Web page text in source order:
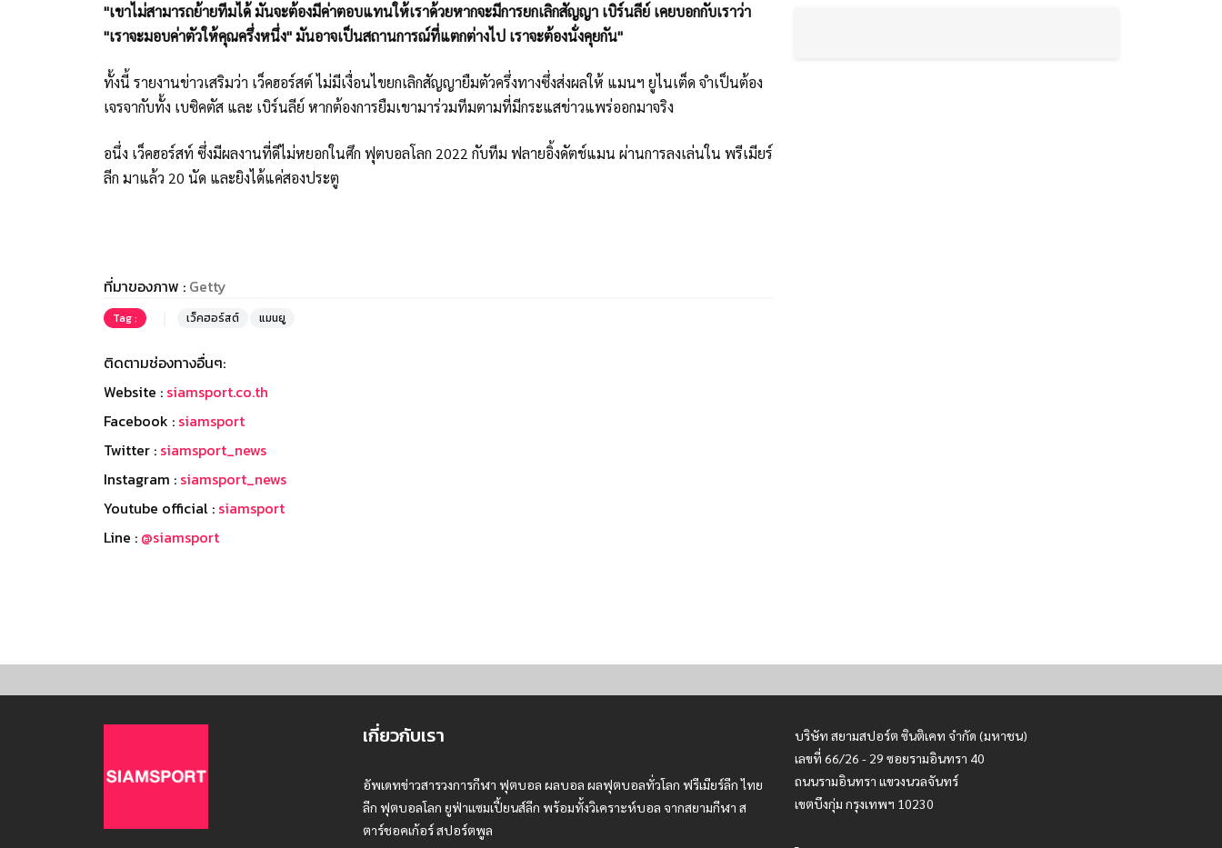
"เขาไม่สามารถย้ายทีมได้ มันจะต้องมีค่าตอบแทนให้เราด้วยหากจะมีการยกเลิกสัญญา เบิร์นลีย์ เคยบอกกับเราว่า
"เราจะมอบค่าตัวให้คุณครึ่งหนึ่ง" มันอาจเป็นสถานการณ์ที่แตกต่างไป เราจะต้องนั่งคุยกัน"
ทั้งนี้ รายงานข่าวเสริมว่า เว็คฮอร์สต์ ไม่มีเงื่อนไขยกเลิกสัญญายืมตัวครึ่งทางซึ่งส่งผลให้ แมนฯ ยูไนเต็ด จำเป็นต้อง
เจรจากับทั้ง เบซิคตัส และ เบิร์นลีย์ หากต้องการยืมเขามาร่วมทีมตามที่มีกระแสข่าวแพร่ออกมาจริง
อนึ่ง เว็คฮอร์สท์ ซึ่งมีผลงานที่ดีไม่หยอกในศึก ฟุตบอลโลก 2022 กับทีม ฟลายอิ้งดัตช์แมน ผ่านการลงเล่นใน พรีเมียร์
ลีก มาแล้ว 20 นัด และยิงได้แค่สองประตู
ที่มาของภาพ : Getty
Tag : เว็คฮอร์สต์ แมนยู
ติดตามช่องทางอื่นๆ:
Website : siamsport.co.th
Facebook : siamsport
Twitter : siamsport_news
Instagram : siamsport_news
Youtube official : siamsport
Line : @siamsport
เกี่ยวกับเรา
อัพเดทข่าวสารวงการกีฬา ฟุตบอล ผลบอล ผลฟุตบอลทั่วโลก ฟรีเมียร์ลีก ไทย
ลีก ฟุตบอลโลก ยูฟ่าแซมเปี้ยนส์ลีก พร้อมทั้งวิเคราะห์บอล จากสยามกีฬา ส
ตาร์ชอคเก้อร์ สปอร์ตพูล
บริษัท สยามสปอร์ต ซินติเคท จำกัด (มหาชน)
เลขที่ 66/26 - 29 ซอยรามอินทรา 40
ถนนรามอินทรา แขวงนวลจันทร์
เขตบึงกุ่ม กรุงเทพฯ 10230